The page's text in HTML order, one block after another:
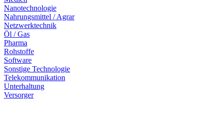
Nanotechnologie
Nahrungsmittel / Agrar
Netzwerktechnik
Öl / Gas
Pharma
Rohstoffe
Software
Sonstige Technologie
Telekommunikation
Unterhaltung
Versorger